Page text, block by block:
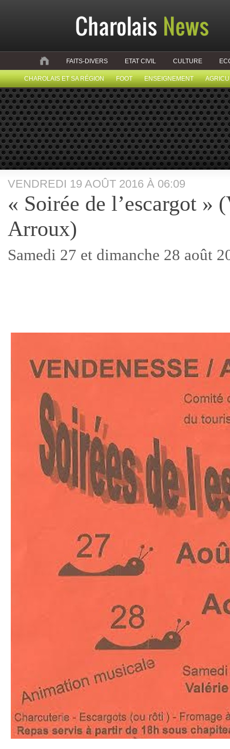
FAITS-DIVERS ETAT CIVIL CULTURE
CHAROLAIS ET SA RÉGION FOOT ENSEIGNEMENT
VENDREDI 19 AOÛT 2016 À 06:09
« Soirée de l’escargot »
Arroux)
Samedi 27 et dimanche 28 août